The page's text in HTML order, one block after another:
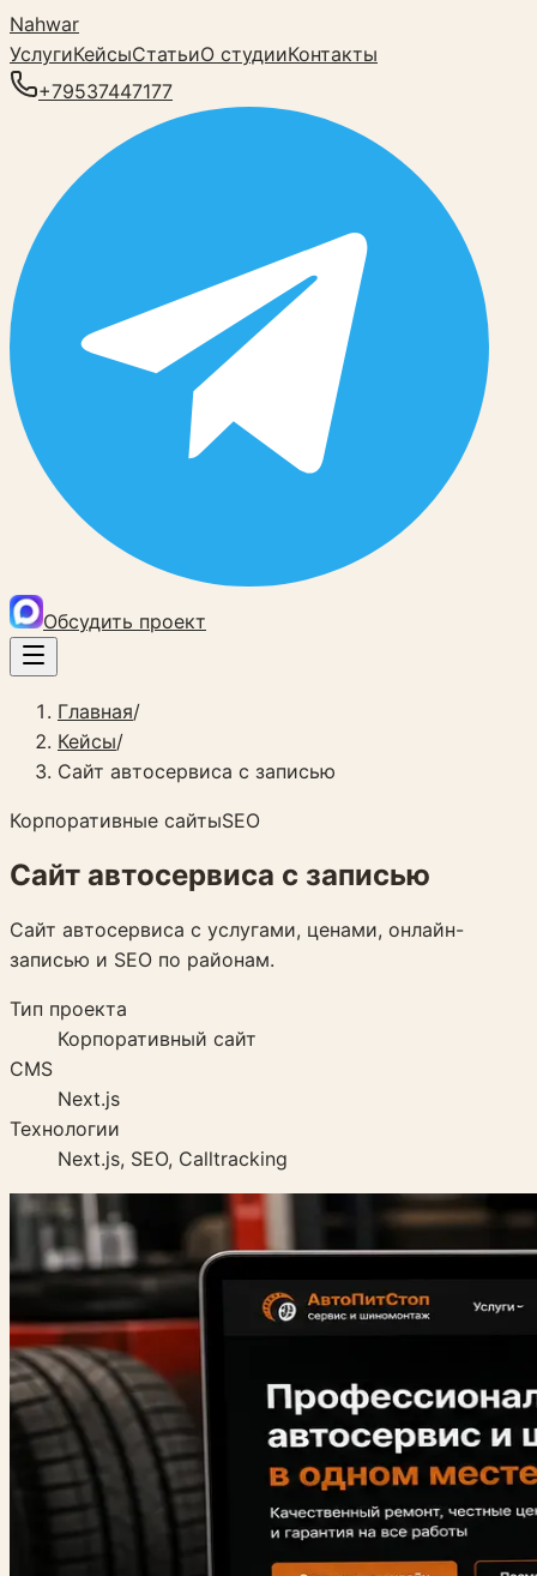
Nahwar
УслугиКейсыСтатьиО студииКонтакты
+79537447177
Обсудить проект
Главная/
Кейсы/
Сайт автосервиса с записью
Корпоративные сайтыSEO
Сайт автосервиса с записью
Сайт автосервиса с услугами, ценами, онлайн-
записью и SEO по районам.
Тип проекта
Корпоративный сайт
CMS
Next.js
Технологии
Next.js, SEO, Calltracking